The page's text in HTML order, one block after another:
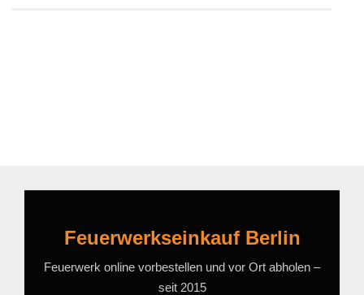
Feuerwerkseinkauf Berlin
Feuerwerk online vorbestellen und vor Ort abholen –
seit 2015